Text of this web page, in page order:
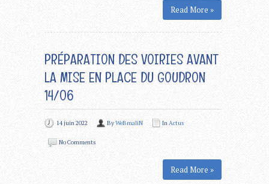
Read More »
PRÉPARATION DES VOIRIES AVANT
LA MISE EN PLACE DU GOUDRON
14/06
14 juin 2022 ByWeBmaliN InActus
No Comments
Read More »